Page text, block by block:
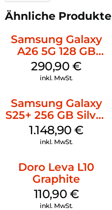
Ähnliche Produkte
Samsung Galaxy
A26 5G 128 GB
Mint
290,90€
inkl. MwSt.
Samsung Galaxy
S25+ 256 GB Silver
Shadow
1.148,90€
inkl. MwSt.
Doro Leva L10
Graphite
110,90 €
inkl. MwSt.